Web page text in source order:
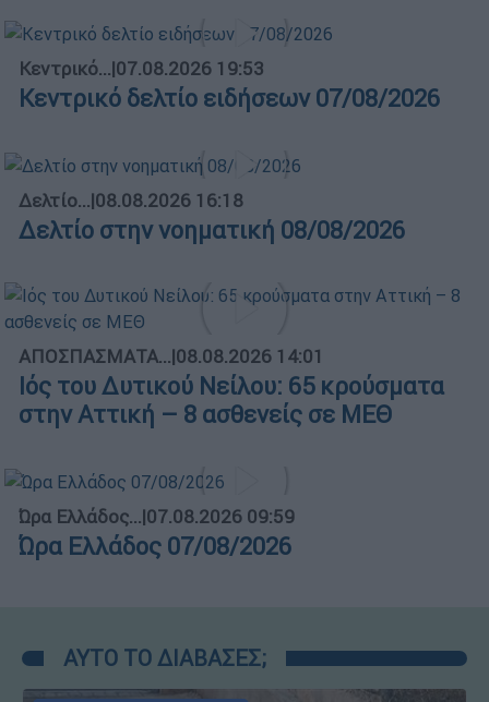
Κεντρικό...|07.08.2026 19:53
Κεντρικό δελτίο ειδήσεων 07/08/2026
Δελτίο...|08.08.2026 16:18
Δελτίο στην νοηματική 08/08/2026
ΑΠΟΣΠΑΣΜΑΤΑ...|08.08.2026 14:01
Ιός του Δυτικού Νείλου: 65 κρούσματα
στην Αττική – 8 ασθενείς σε ΜΕΘ
Ώρα Ελλάδος...|07.08.2026 09:59
Ώρα Ελλάδος 07/08/2026
ΑΥΤΟ ΤΟ ΔΙΑΒΑΣΕΣ;